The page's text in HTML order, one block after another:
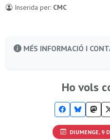
Inserida per: CMC
MÉS INFORMACIÓ I
Ho vols
DIUMENGE, 9